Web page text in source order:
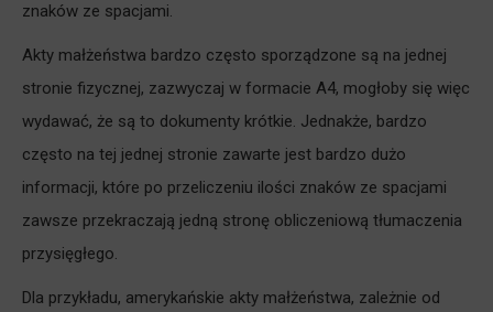
znaków ze spacjami.
Akty małżeństwa bardzo często sporządzone są na jednej
stronie fizycznej, zazwyczaj w formacie A4, mogłoby się więc
wydawać, że są to dokumenty krótkie. Jednakże, bardzo
często na tej jednej stronie zawarte jest bardzo dużo
informacji, które po przeliczeniu ilości znaków ze spacjami
zawsze przekraczają jedną stronę obliczeniową tłumaczenia
przysięgłego.
Dla przykładu, amerykańskie akty małżeństwa, zależnie od